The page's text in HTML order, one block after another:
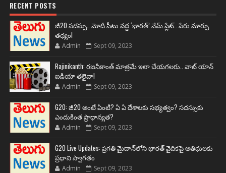
RECENT POSTS
జీ20 సదస్సు.. మోదీ సీటు వద్ద ‘భారత్’ నేమ్ ప్లేట్‌.. పేరు మార్పు
తథ్యం!
Admin Sept 09, 2023
Rajinikanth: రజనీకాంత్ మాత్రమే ఇలా చేయగలరు.. వాట్ యాన్
ఐడియా తలైవా!
Admin Sept 09, 2023
G20: జీ20 అంటే ఏంటి? ఏ ఏ దేశాలకు సభ్యత్వం? సదస్సుకు
ఎందుకింత ప్రాధాన్యత?
Admin Sept 09, 2023
G20 Live Updates: ప్రగతి మైదాన్‌లోని భారత్ వైదికపై అతిథులకు
ప్రధాని స్వాగతం
Admin Sept 09, 2023